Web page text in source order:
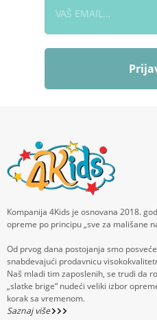
Kompanija 4Kids je osnovana 2018.
opreme po principu „sve za mališane
Od prvog dana postojanja smo
snabdevajući prodavnicu
Naš mladi tim zaposlenih, se trudi da
„slatke brige“ nudeći veliki izbor
korak sa vremenom.
Saznaj više